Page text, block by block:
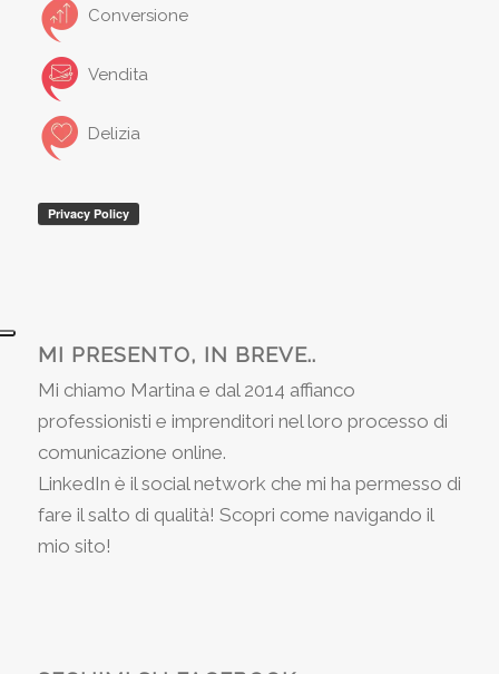
Conversione
Vendita
Delizia
MI PRESENTO, IN BREVE..
Mi chiamo Martina e dal 2014 affianco
professionisti e imprenditori nel loro processo di
comunicazione online.
LinkedIn è il social network che mi ha permesso di
fare il salto di qualità! Scopri come navigando il
mio sito!